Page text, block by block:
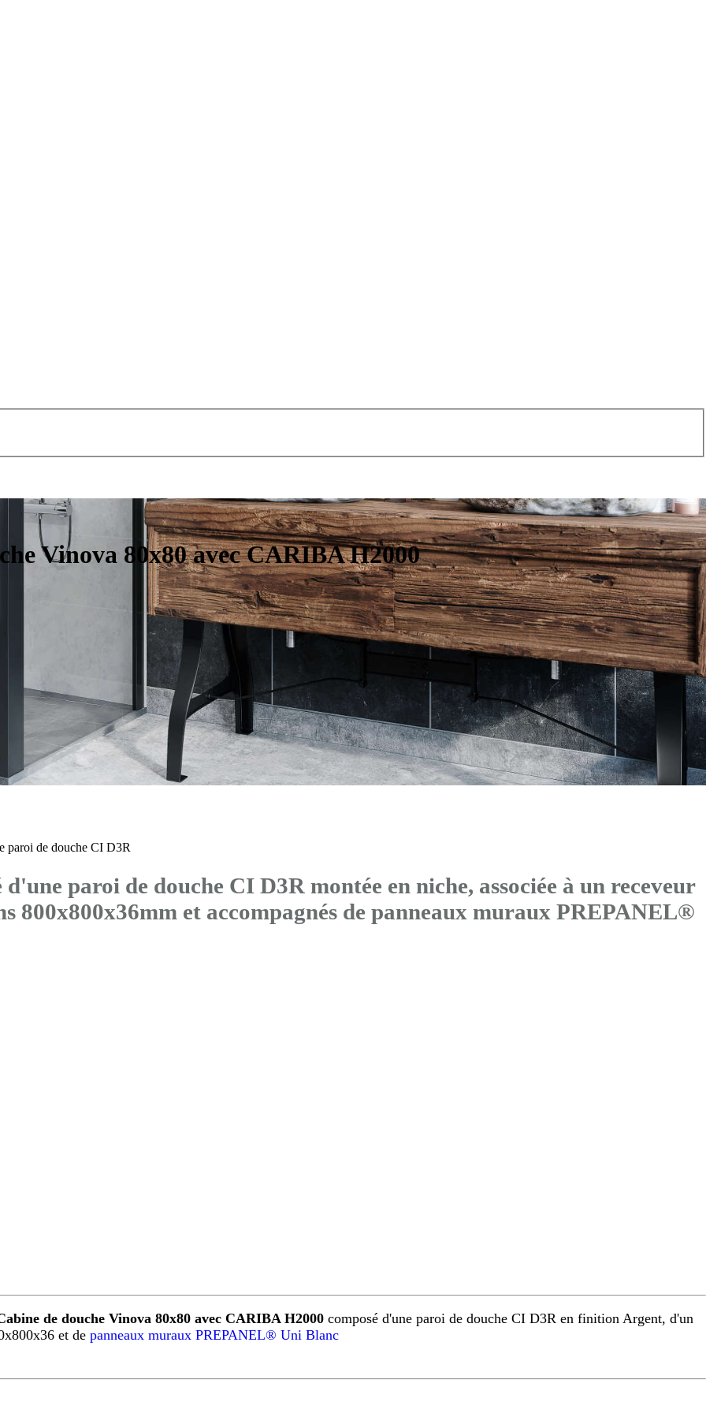
Vinova 80x80 avec CARIBA H2000
paroi de douche CI D3R
paroi de douche CI D3R montée en niche, associée à un receveur
800x800x36mm et accompagnés de panneaux muraux PREPANEL®
de douche Vinova 80x80 avec CARIBA H2000 composé d'une paroi de douche CI D3R en finition Argent, d'un
et de panneaux muraux PREPANEL® Uni Blanc